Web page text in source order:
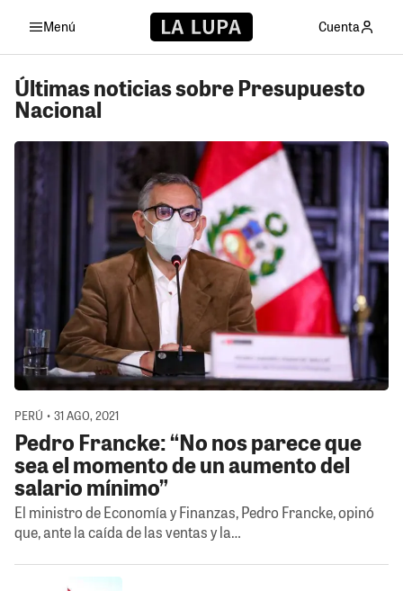
Menú Cuenta
Últimas noticias sobre Presupuesto
Nacional
PERÚ • 31 AGO, 2021
Pedro Francke: “No nos parece que
sea el momento de un aumento del
salario mínimo”
El ministro de Economía y Finanzas, Pedro Francke, opinó
que, ante la caída de las ventas y la…